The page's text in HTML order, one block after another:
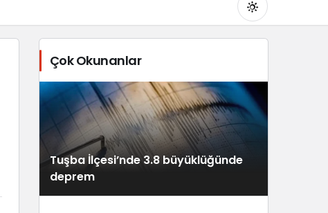
Gündüz Modu
Gündüz modunu seçin.
Çok Okunanlar
Tuşba İlçesi’nde 3.8 büyüklüğünde
deprem